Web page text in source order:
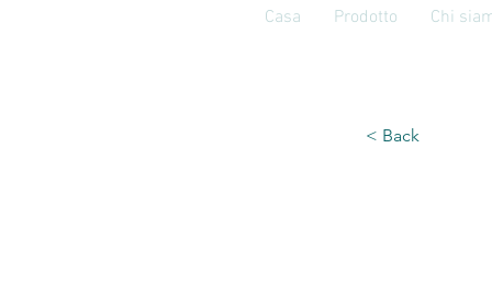
Casa Prodotto Chi
< Back